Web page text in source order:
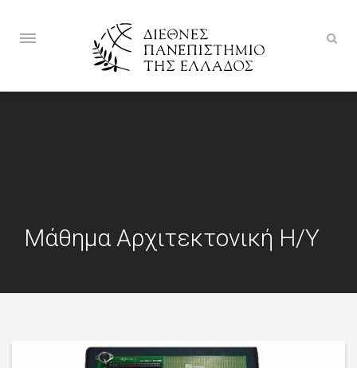
Μάθημα Αρχιτεκτονική Η/Υ